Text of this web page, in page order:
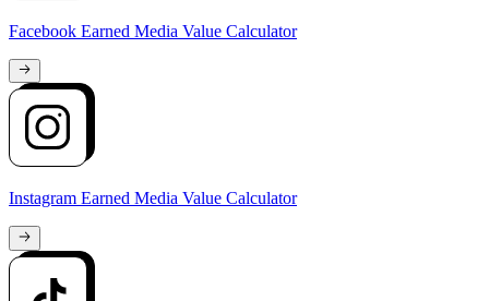
Facebook Earned Media Value Calculator
Instagram Earned Media Value Calculator